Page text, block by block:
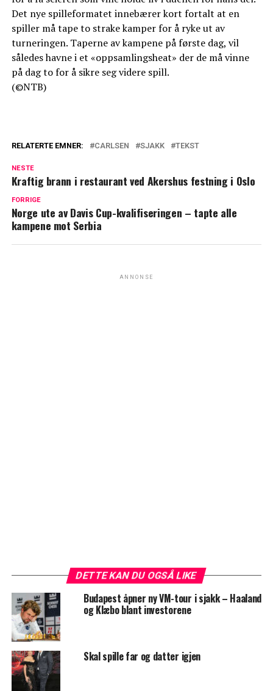
Det nye spilleformatet innebærer kort fortalt at en
spiller må tape to strake kamper for å ryke ut av
turneringen. Taperne av kampene på første dag, vil
således havne i et «oppsamlingsheat» der de må vinne
på dag to for å sikre seg videre spill.
(©NTB)
RELATERTE EMNER: CARLSEN SJAKK TEKST
NESTE
Kraftig brann i restaurant ved Akershus festning i Oslo
FORRIGE
Norge ute av Davis Cup-kvalifiseringen – tapte alle
kampene mot Serbia
ANNONSE
DETTE KAN DU OGSÅ LIKE
Budapest åpner ny VM-tour i sjakk – Haaland
og Klæbo blant investorene
Skal spille far og datter igjen